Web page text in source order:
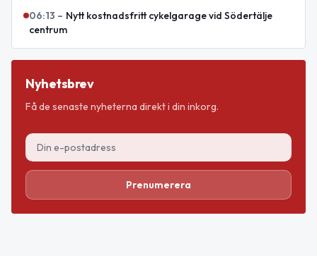
06:13 – Nytt kostnadsfritt cykelgarage vid Södertälje
centrum
Nyhetsbrev
Få de senaste nyheterna direkt i din inkorg.
Prenumerera